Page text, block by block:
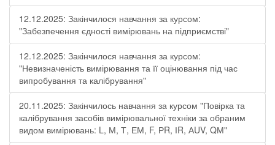
12.12.2025: Закінчилося навчання за курсом:
"Забезпечення єдності вимірювань на підприємстві"
12.12.2025: Закінчилося навчання за курсом:
"Невизначеність вимірювання та її оцінювання під час
випробування та калібрування"
20.11.2025: Закінчилось навчання за курсом "Повірка та
калібрування засобів вимірювальної техніки за обраним
видом вимірювань: L, М, Т, ЕМ, F, РR, ІR, АUV, QМ"